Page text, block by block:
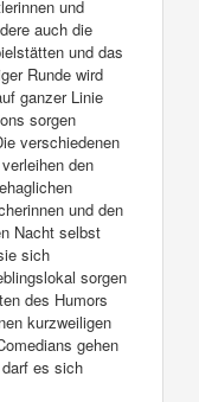
und
auch die
und das
Runde wird
ganzer Linie
sorgen
verschiedenen
den
und den
Nacht selbst
sich
sorgen
des Humors
kurzweiligen
gehen
es sich